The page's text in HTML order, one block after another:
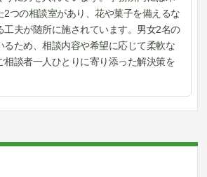
2つの相談室があり、花や菓子を備えるな
工夫が随所に施されています。男女2名の
るため、相談内容や希望に応じて柔軟な
相談者一人ひとりに寄り添った解決策を